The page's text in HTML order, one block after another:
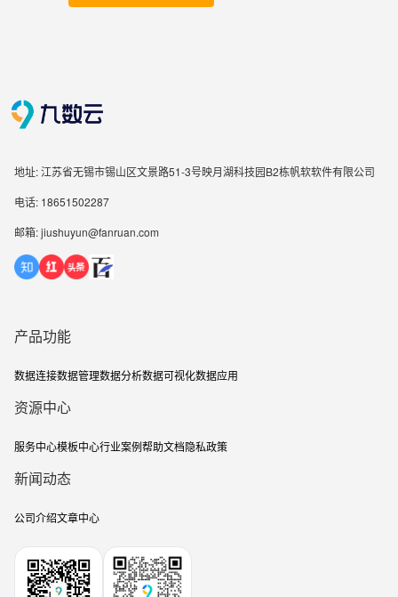
地址: 江苏省无锡市锡山区文景路51-3号映月湖科技园B2栋帆软软件有限公司
电话: 18651502287
邮箱: jiushuyun@fanruan.com
产品功能
数据连接数据管理数据分析数据可视化数据应用
资源中心
服务中心模板中心行业案例帮助文档隐私政策
新闻动态
公司介绍文章中心